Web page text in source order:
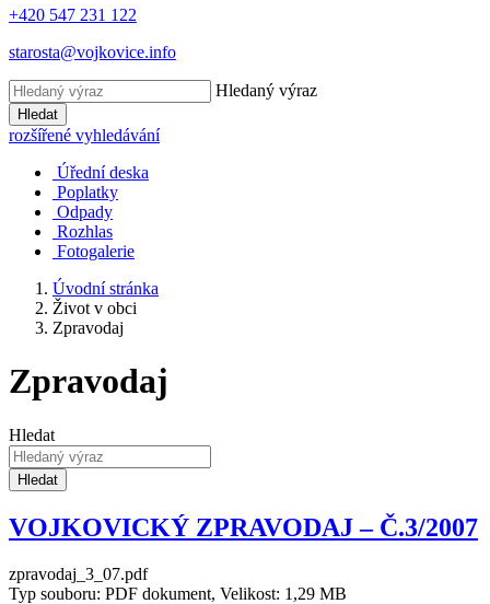
+420 547 231 122
starosta@vojkovice.info
Hledaný výraz
Hledat
rozšířené vyhledávání
Úřední deska
Poplatky
Odpady
Rozhlas
Fotogalerie
Úvodní stránka
Život v obci
Zpravodaj
Zpravodaj
Hledat
Hledat
VOJKOVICKÝ ZPRAVODAJ – Č.3/2007
zpravodaj_3_07.pdf
Typ souboru: PDF dokument, Velikost: 1,29 MB